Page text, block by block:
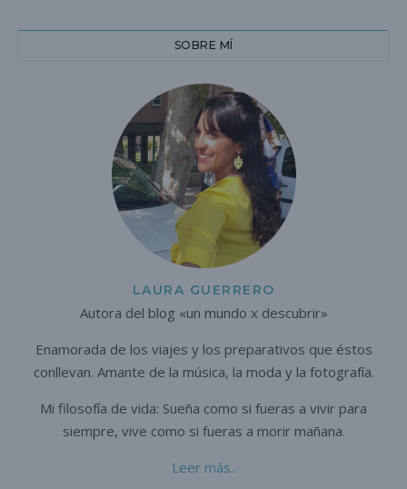
SOBRE MÍ
LAURA GUERRERO
Autora del blog «un mundo x descubrir»
Enamorada de los viajes y los preparativos que éstos
conllevan. Amante de la música, la moda y la fotografía.
Mi filosofía de vida: Sueña como si fueras a vivir para
siempre, vive como si fueras a morir mañana.
Leer más..